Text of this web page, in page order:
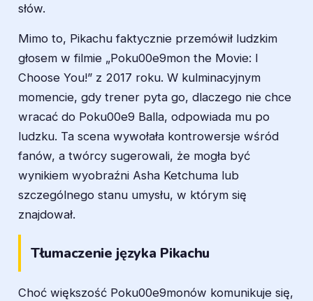
słów.
Mimo to, Pikachu faktycznie przemówił ludzkim
głosem w filmie „Poku00e9mon the Movie: I
Choose You!” z 2017 roku. W kulminacyjnym
momencie, gdy trener pyta go, dlaczego nie chce
wracać do Poku00e9 Balla, odpowiada mu po
ludzku. Ta scena wywołała kontrowersje wśród
fanów, a twórcy sugerowali, że mogła być
wynikiem wyobraźni Asha Ketchuma lub
szczególnego stanu umysłu, w którym się
znajdował.
Tłumaczenie języka Pikachu
Choć większość Poku00e9monów komunikuje się,